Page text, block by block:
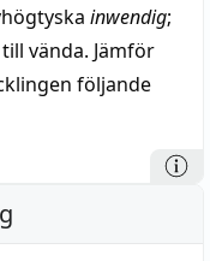
inwendig;
till vända. Jämför
följande